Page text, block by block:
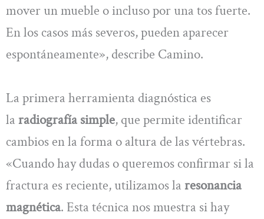
mover un mueble o incluso por una tos fuerte.
En los casos más severos, pueden aparecer
espontáneamente», describe Camino.
La primera herramienta diagnóstica es
la radiografía simple, que permite identificar
cambios en la forma o altura de las vértebras.
«Cuando hay dudas o queremos confirmar si la
fractura es reciente, utilizamos la resonancia
magnética. Esta técnica nos muestra si hay